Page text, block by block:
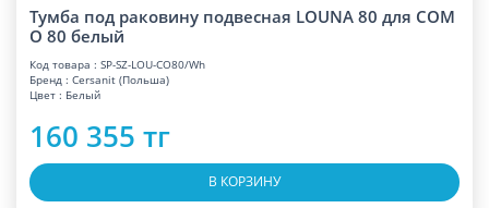
Тумба под раковину подвесная LOUNA 80 для COM
O 80 белый
Код товара : SP-SZ-LOU-CO80/Wh
Бренд : Cersanit (Польша)
Цвет : Белый
160 355 тг
В КОРЗИНУ